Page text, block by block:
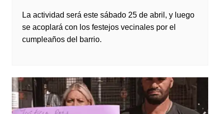
La actividad será este sábado 25 de abril, y luego
se acoplará con los festejos vecinales por el
cumpleaños del barrio.